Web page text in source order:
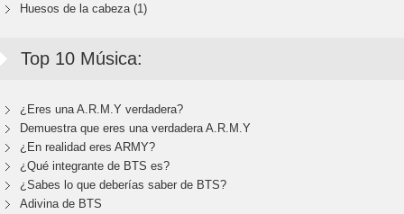
Huesos de la cabeza (1)
Top 10 Música:
¿Eres una A.R.M.Y verdadera?
Demuestra que eres una verdadera A.R.M.Y
¿En realidad eres ARMY?
¿Qué integrante de BTS es?
¿Sabes lo que deberías saber de BTS?
Adivina de BTS